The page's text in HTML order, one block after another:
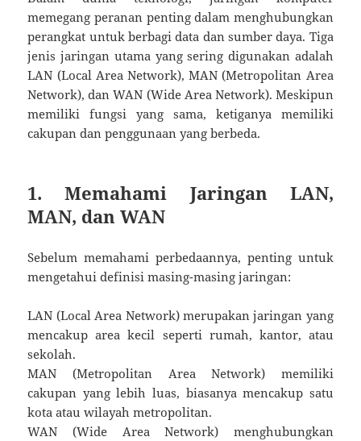
memegang peranan penting dalam menghubungkan
perangkat untuk berbagi data dan sumber daya. Tiga
jenis jaringan utama yang sering digunakan adalah
LAN (Local Area Network), MAN (Metropolitan Area
Network), dan WAN (Wide Area Network). Meskipun
memiliki fungsi yang sama, ketiganya memiliki
cakupan dan penggunaan yang berbeda.
1. Memahami Jaringan LAN,
MAN, dan WAN
Sebelum memahami perbedaannya, penting untuk
mengetahui definisi masing-masing jaringan:
LAN (Local Area Network) merupakan jaringan yang
mencakup area kecil seperti rumah, kantor, atau
sekolah.
MAN (Metropolitan Area Network) memiliki
cakupan yang lebih luas, biasanya mencakup satu
kota atau wilayah metropolitan.
WAN (Wide Area Network) menghubungkan